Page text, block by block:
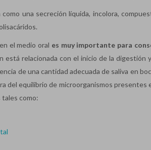
como una secreción líquida, incolora,
el medio oral es muy importante para
está relacionada con el inicio de la
de una cantidad adecuada de saliva en
del equilibrio de microorganismos presentes
tales como: